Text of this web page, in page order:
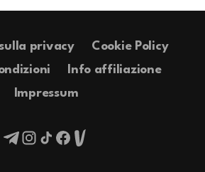
privacy
Cookie Policy
Info affiliazione
Impressum